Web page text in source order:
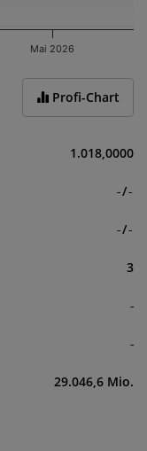
obige
zu haben,
agb-gesetze/
5-1) informiert
Mai 2026
Profi-Chart
1.018,0000
-/-
-/-
3
-
-
29.046,6 Mio.